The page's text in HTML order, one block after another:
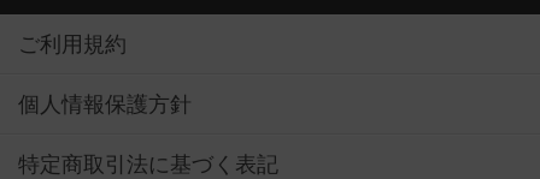
ご利用規約
個人情報保護方針
特定商取引法に基づく表記